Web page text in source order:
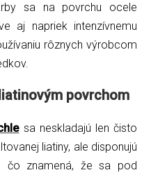
sa na povrchu ocele
aj napriek intenzívnemu
rôznych výrobcom
povrchom
sa neskladajú len čisto
liatiny, ale disponujú
čo znamená, že sa pod